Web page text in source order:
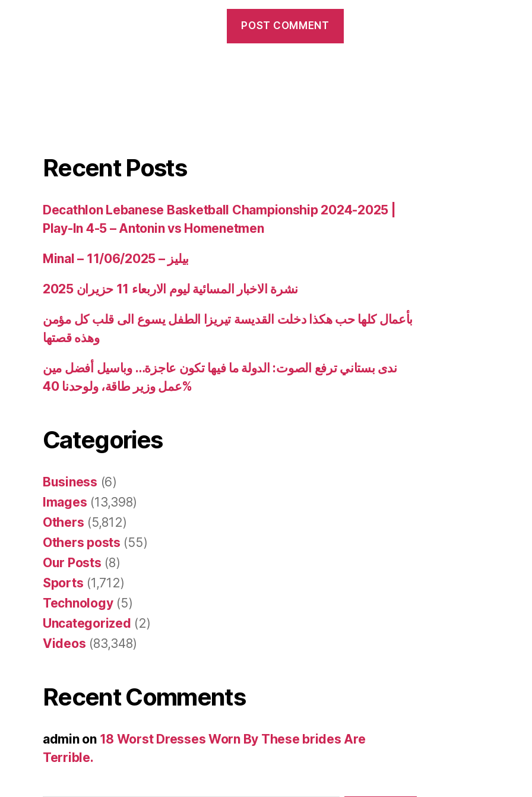
Recent Posts
Decathlon Lebanese Basketball Championship 2024-2025 |
Play-In 4-5 – Antonin vs Homenetmen
Minal – 11/06/2025 – بيليز
نشرة الاخبار المسائية ليوم الاربعاء 11 حزيران 2025
بأعمال كلها حب هكذا دخلت القديسة تيريزا الطفل يسوع الى قلب كل مؤمن
وهذه قصتها
ندى بستاني ترفع الصوت: الدولة ما فيها تكون عاجزة… وباسيل أفضل مين
عمل وزير طاقة، ولوحدنا 40%
Categories
Business (6)
Images (13,398)
Others (5,812)
Others posts (55)
Our Posts (8)
Sports (1,712)
Technology(5)
Uncategorized (2)
Videos (83,348)
Recent Comments
adminon 18 Worst Dresses Worn By These brides Are
Terrible.